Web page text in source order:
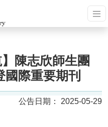
陳志欣師生團
國際重要期刊
2025-05-29